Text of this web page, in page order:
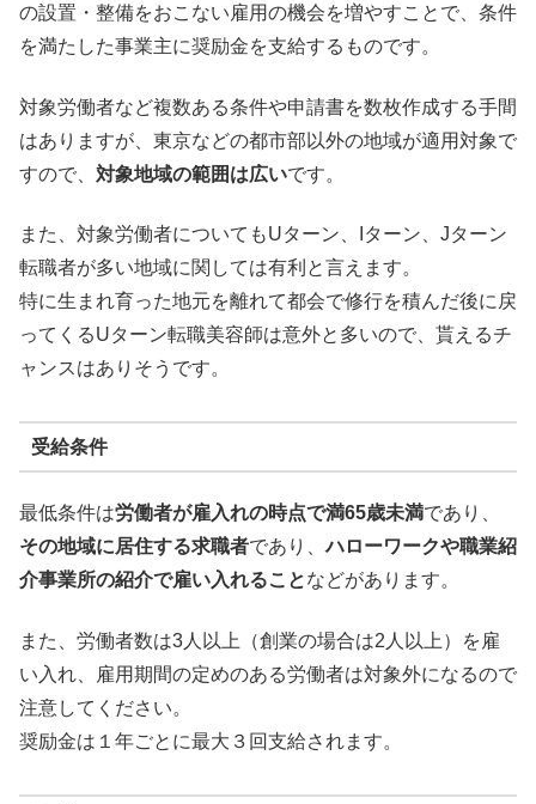
の設置・整備をおこない雇用の機会を増やすことで、条件
を満たした事業主に奨励金を支給するものです。
対象労働者など複数ある条件や申請書を数枚作成する手間
はありますが、東京などの都市部以外の地域が適用対象で
すので、 対象地域の範囲は広いです。
また、対象労働者についてもUターン、Iターン、Jターン
転職者が多い地域に関しては有利と言えます。
特に生まれ育った地元を離れて都会で修行を積んだ後に戻
ってくるUターン転職美容師は意外と多いので、貰えるチ
ャンスはありそうです。
受給条件
最低条件は労働者が雇入れの時点で満65歳未満であり、
その地域に居住する求職者であり、ハローワークや職業紹
介事業所の紹介で雇い入れることなどがあります。
また、労働者数は3人以上（創業の場合は2人以上）を雇
い入れ、雇用期間の定めのある労働者は対象外になるので
注意してください。
奨励金は１年ごとに最大３回支給されます。